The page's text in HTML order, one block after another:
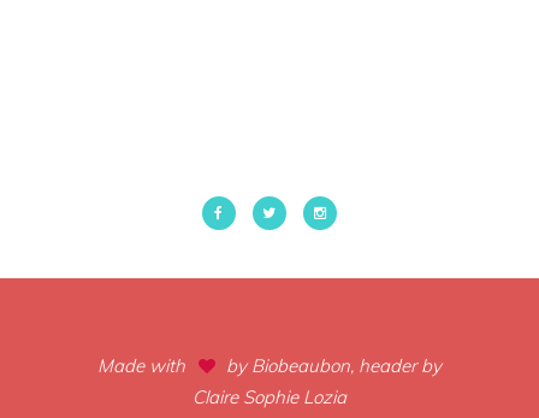
Made with
by Biobeaubon, header by
Claire Sophie Lozia